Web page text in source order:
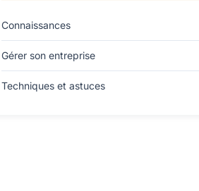
Connaissances
Gérer son entreprise
Techniques et astuces